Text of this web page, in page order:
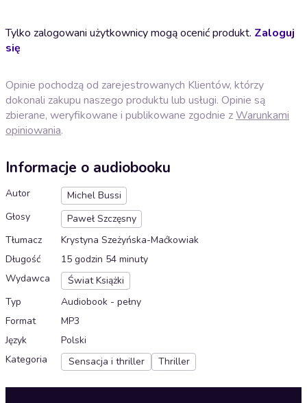
Tylko zalogowani użytkownicy mogą ocenić produkt. Zaloguj
się
Opinie pochodzą od zarejestrowanych Klientów, którzy
dokonali zakupu naszego produktu lub usługi. Opinie są
zbierane, weryfikowane i publikowane zgodnie zWarunkami
opiniowania.
Informacje o audiobooku
Autor
Michel Bussi
Głosy
Paweł Szczęsny
Tłumacz
Krystyna Szeżyńska-Maćkowiak
Długość
15 godzin 54 minuty
Wydawca
Świat Książki
Typ
Audiobook - pełny
Format
MP3
Język
Polski
Kategoria
Sensacja i thriller Thriller